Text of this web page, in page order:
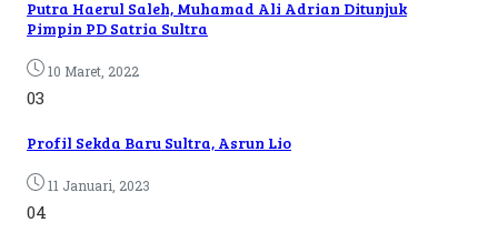
Putra Haerul Saleh, Muhamad Ali Adrian Ditunjuk
Pimpin PD Satria Sultra
10 Maret, 2022
03
Profil Sekda Baru Sultra, Asrun Lio
11 Januari, 2023
04